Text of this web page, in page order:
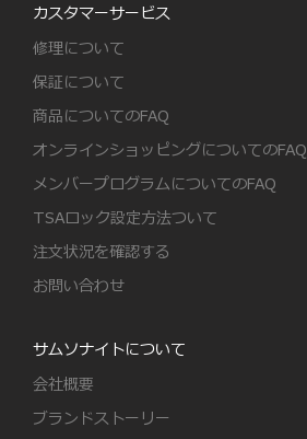
カスタマーサービス
修理について
保証について
商品についてのFAQ
オンラインショッピングについてのFAQ
メンバープログラムについてのFAQ
TSAロック設定方法ついて
注文状況を確認する
お問い合わせ
サムソナイトについて
会社概要
ブランドストーリー